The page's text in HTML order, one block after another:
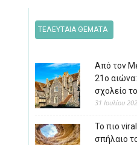
ΤΕΛΕΥΤΑΙΑ ΘΕΜΑΤΑ
Από τον
21ο
σχολείο
31 Ιουλίου
Το πιο
σπήλαιο